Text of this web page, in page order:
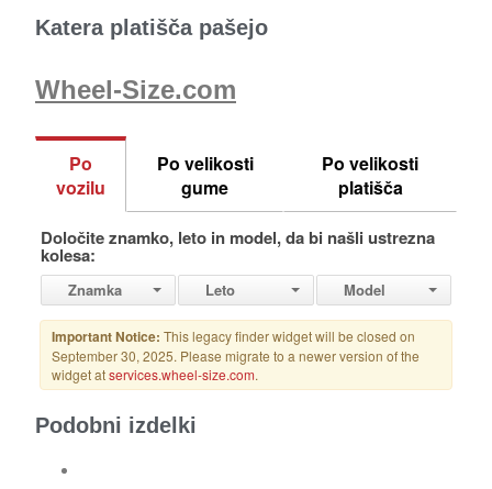
Katera platišča pašejo
Wheel-Size.com
Podobni izdelki